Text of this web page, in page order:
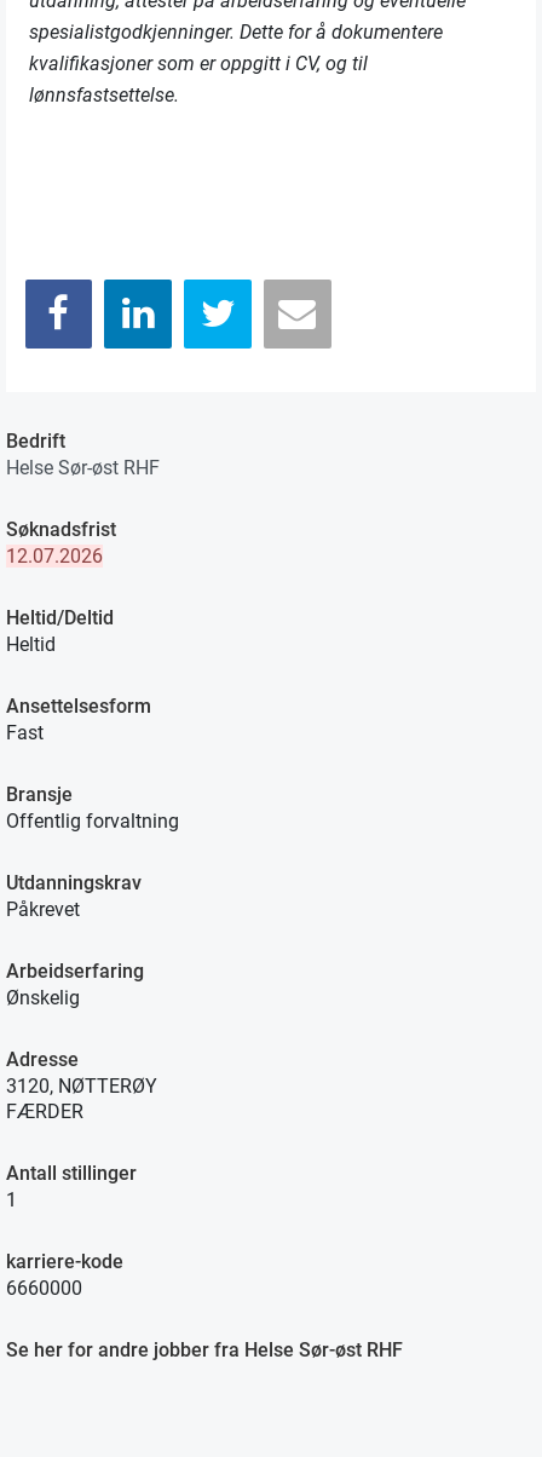
spesialistgodkjenninger. Dette for å dokumentere
kvalifikasjoner som er oppgitt i CV, og til
lønnsfastsettelse.
Bedrift
Helse Sør-øst RHF
Søknadsfrist
12.07.2026
Heltid/Deltid
Heltid
Ansettelsesform
Fast
Bransje
Offentlig forvaltning
Utdanningskrav
Påkrevet
Arbeidserfaring
Ønskelig
Adresse
3120, NØTTERØY
FÆRDER
Antall stillinger
1
karriere-kode
6660000
Se her for andre jobber fra Helse Sør-øst RHF